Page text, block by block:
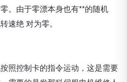
。由于零漂本身也有**的随机
速绝 对为零。
照控制卡的指令运动，这是需要